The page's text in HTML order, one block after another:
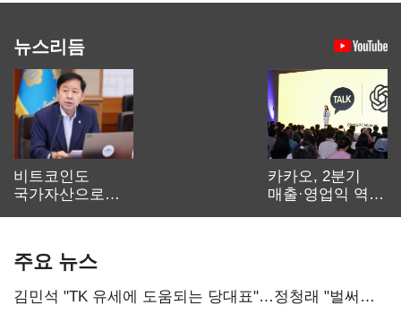
뉴스리듬
비트코인도
국가자산으로…'
카카오, 2분기
매출·영업익 역대
주요 뉴스
김민석 "TK 유세에 도움되는 당대표"…정청래 "벌써